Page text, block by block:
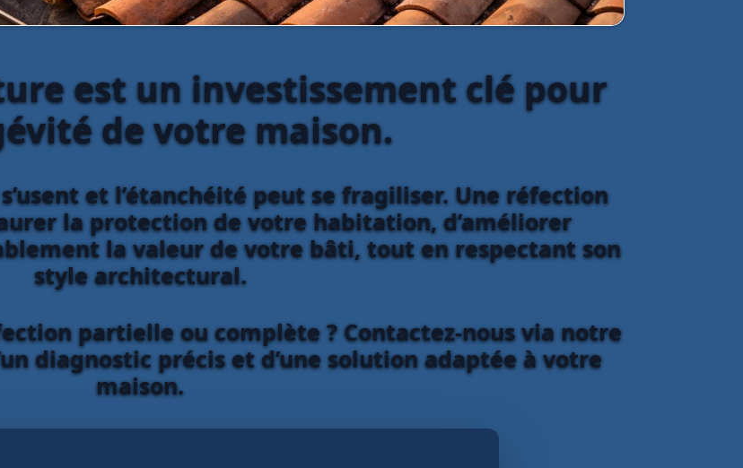
est un investissement clé pour
de votre maison.
et l’étanchéité peut se fragiliser. Une réfection
la protection de votre habitation, d’améliorer
la valeur de votre bâti, tout en respectant son
style architectural.
partielle ou complète ? Contactez-nous via notre
diagnostic précis et d’une solution adaptée à votre
maison.